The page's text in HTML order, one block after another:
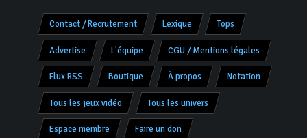
Contact / Recrutement Lexique Tops
Advertise L'équipe CGU / Mentions légales
Flux RSS Boutique À propos Notation
Tous les jeux vidéo Tous les univers
Espace membre Faire un don